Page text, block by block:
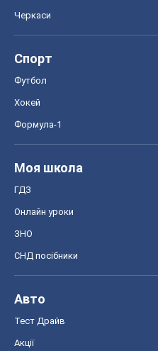
Черкаси
Спорт
Футбол
Хокей
Формула-1
Моя школа
ГДЗ
Онлайн уроки
ЗНО
СНД посібники
Авто
Тест Драйв
Акції